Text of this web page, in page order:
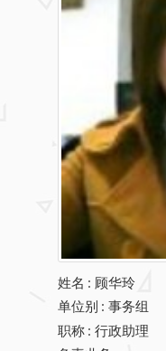
姓名 : 顾华玲
单位别 : 事务组
职称 : 行政助理